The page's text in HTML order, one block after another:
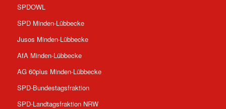
SPDOWL
SPD Minden-Lübbecke
Jusos Minden-Lübbecke
AfA Minden-Lübbecke
AG 60plus Minden-Lübbecke
SPD-Bundestagsfraktion
SPD-Landtagsfraktion NRW